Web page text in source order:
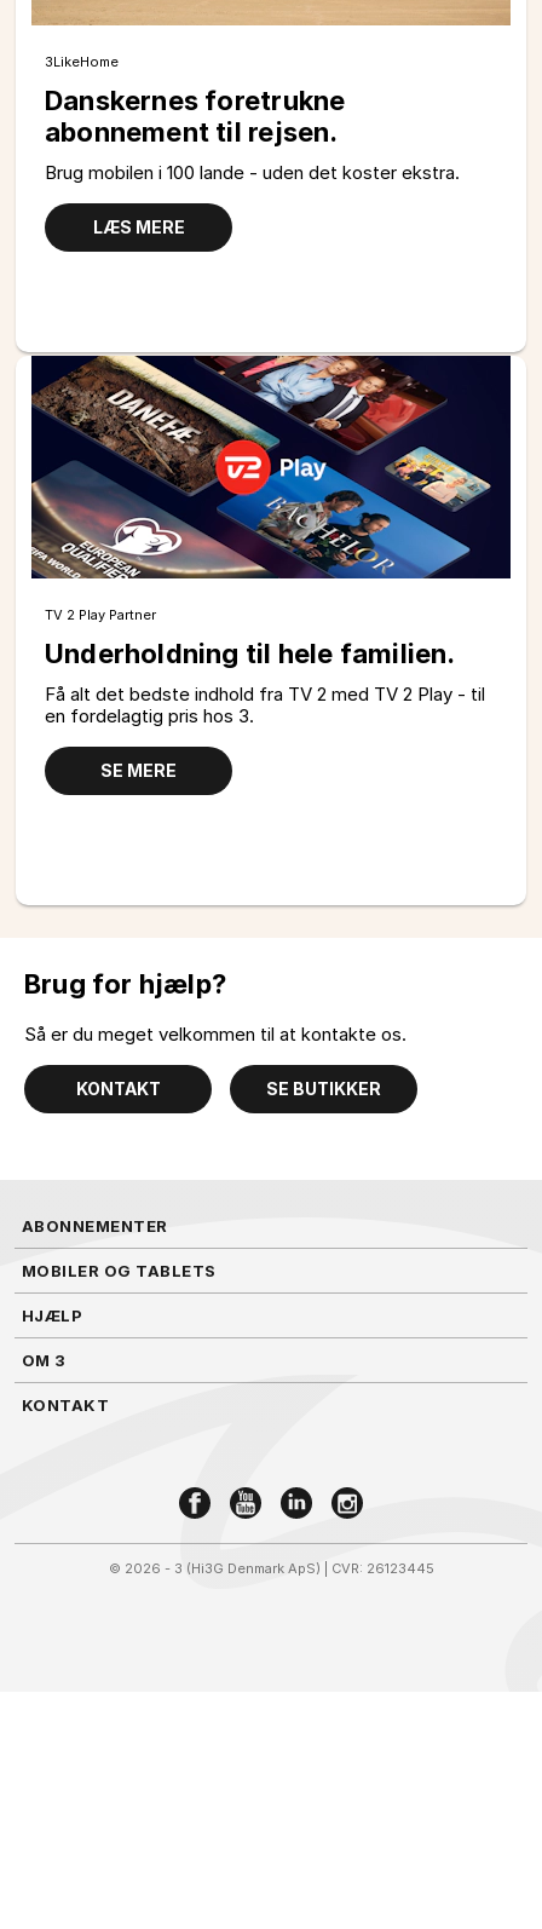
3LikeHome
Danskernes foretrukne
abonnement til rejsen.
Brug mobilen i 100 lande - uden det koster ekstra.
LÆS MERE
TV 2 Play Partner
Underholdning til hele familien.
Få alt det bedste indhold fra TV 2 med TV 2 Play - til
en fordelagtig pris hos 3.
SE MERE
Brug for hjælp?
Så er du meget velkommen til at kontakte os.
KONTAKT SE BUTIKKER
ABONNEMENTER
MOBILER OG TABLETS
HJÆLP
OM 3
KONTAKT
© 2026 - 3 (Hi3G Denmark ApS) | CVR: 26123445